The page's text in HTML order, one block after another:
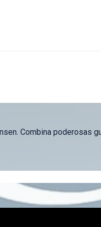
Combina poderosas